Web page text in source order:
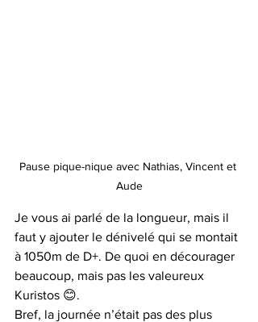
Pause pique-nique avec Nathias, Vincent et
Aude
Je vous ai parlé de la longueur, mais il
faut y ajouter le dénivelé qui se montait
à 1050m de D+. De quoi en décourager
beaucoup, mais pas les valeureux
Kuristos 😊.
Bref, la journée n’était pas des plus